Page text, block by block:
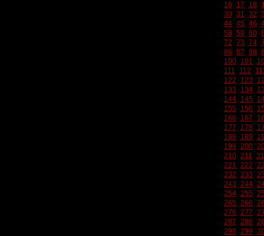
16
17 18
30 31 32
44 45 46
58 59 60
72 73 74
86 87 88
100 101
111
112
122
123
133
134
144 145
155
156
166
167
177
178
188
189
199 200
210 211
221 222
232 233
243 244
254 255
265 266
276 277
287 288
298 299